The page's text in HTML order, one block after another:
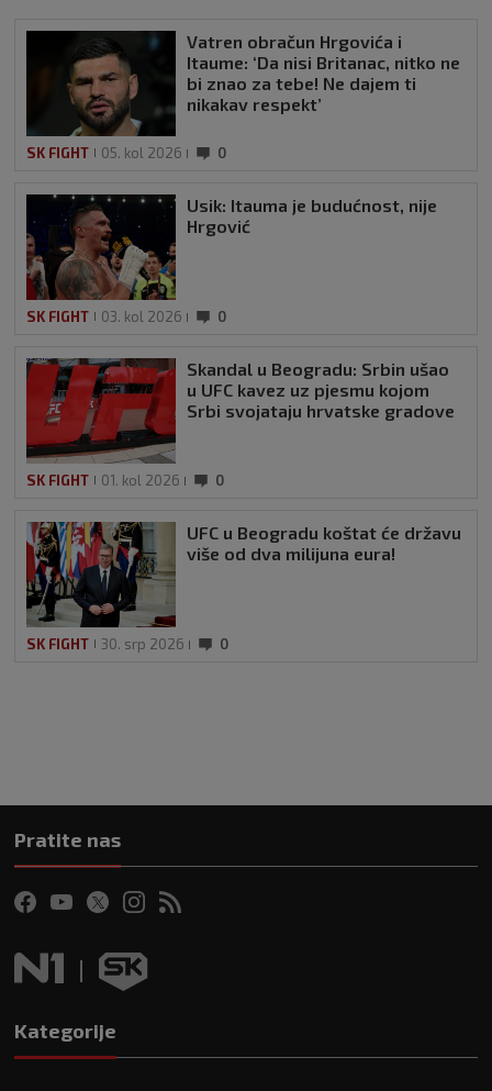
Vatren obračun Hrgovića i
Itaume: ‘Da nisi Britanac, nitko ne
bi znao za tebe! Ne dajem ti
nikakav respekt’
SK FIGHT 05. kol 2026 0
Usik: Itauma je budućnost, nije
Hrgović
SK FIGHT 03. kol 2026 0
Skandal u Beogradu: Srbin ušao
u UFC kavez uz pjesmu kojom
Srbi svojataju hrvatske gradove
SK FIGHT 01. kol 2026 0
UFC u Beogradu koštat će državu
više od dva milijuna eura!
SK FIGHT 30. srp 2026 0
Pratite nas
Kategorije